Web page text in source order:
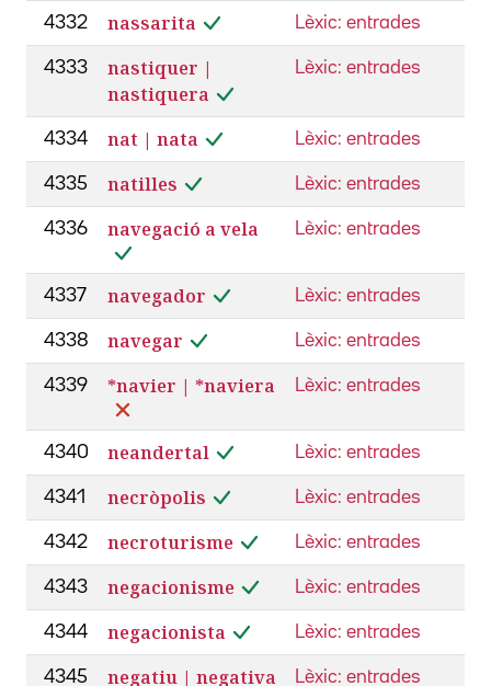
4332 nassarita Lèxic: entrades
4333
nastiquer |
nastiquera
Lèxic: entrades
4334 nat | nata Lèxic: entrades
4335 natilles Lèxic: entrades
4336 navegació a vela Lèxic: entrades
4337 navegador Lèxic: entrades
4338 navegar Lèxic: entrades
4339 *navier | *naviera Lèxic: entrades
4340 neandertal Lèxic: entrades
4341 necròpolis Lèxic: entrades
4342 necroturisme Lèxic: entrades
4343 negacionisme Lèxic: entrades
4344 negacionista Lèxic: entrades
4345 negatiu | negativa Lèxic: entrades